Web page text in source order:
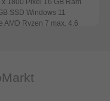
x 1800 Pixel 16 GB Ram
SSD Windows 11
AMD Ryzen 7 max. 4,6